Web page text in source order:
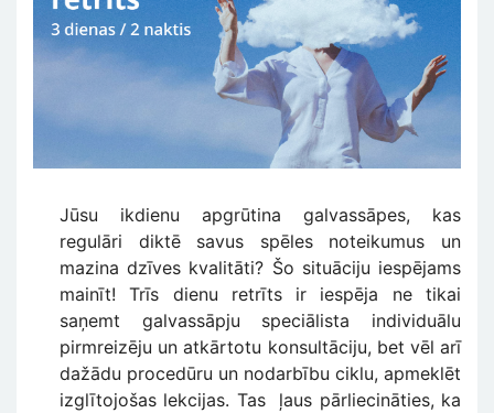
Jūsu ikdienu apgrūtina galvassāpes, kas
regulāri diktē savus spēles noteikumus un
mazina dzīves kvalitāti? Šo situāciju iespējams
mainīt! Trīs dienu retrīts ir iespēja ne tikai
saņemt galvassāpju speciālista individuālu
pirmreizēju un atkārtotu konsultāciju, bet vēl arī
dažādu procedūru un nodarbību ciklu, apmeklēt
izglītojošas lekcijas. Tas ļaus pārliecināties, ka